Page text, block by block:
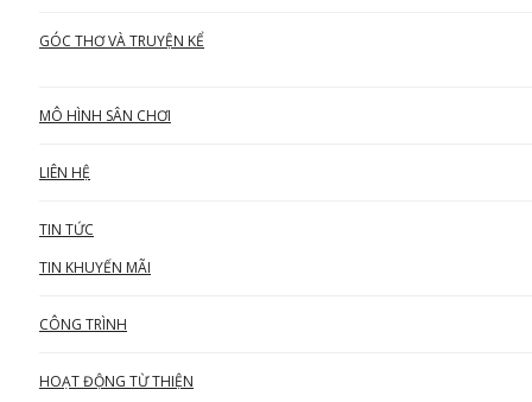
GÓC THƠ VÀ TRUYỆN KỂ
MÔ HÌNH SÂN CHƠI
LIÊN HỆ
TIN TỨC
TIN KHUYẾN MÃI
CÔNG TRÌNH
HOẠT ĐỘNG TỪ THIỆN